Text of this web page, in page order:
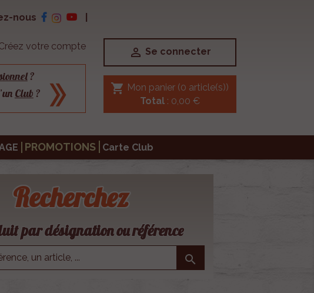
nous
votre compte
?
Club ?
 Se connecter
shopping_cart Mon panier (0 article(s))
Total: 0,00 €
PROMOTIONS Carte Club
Recherchez
par désignation ou référence
